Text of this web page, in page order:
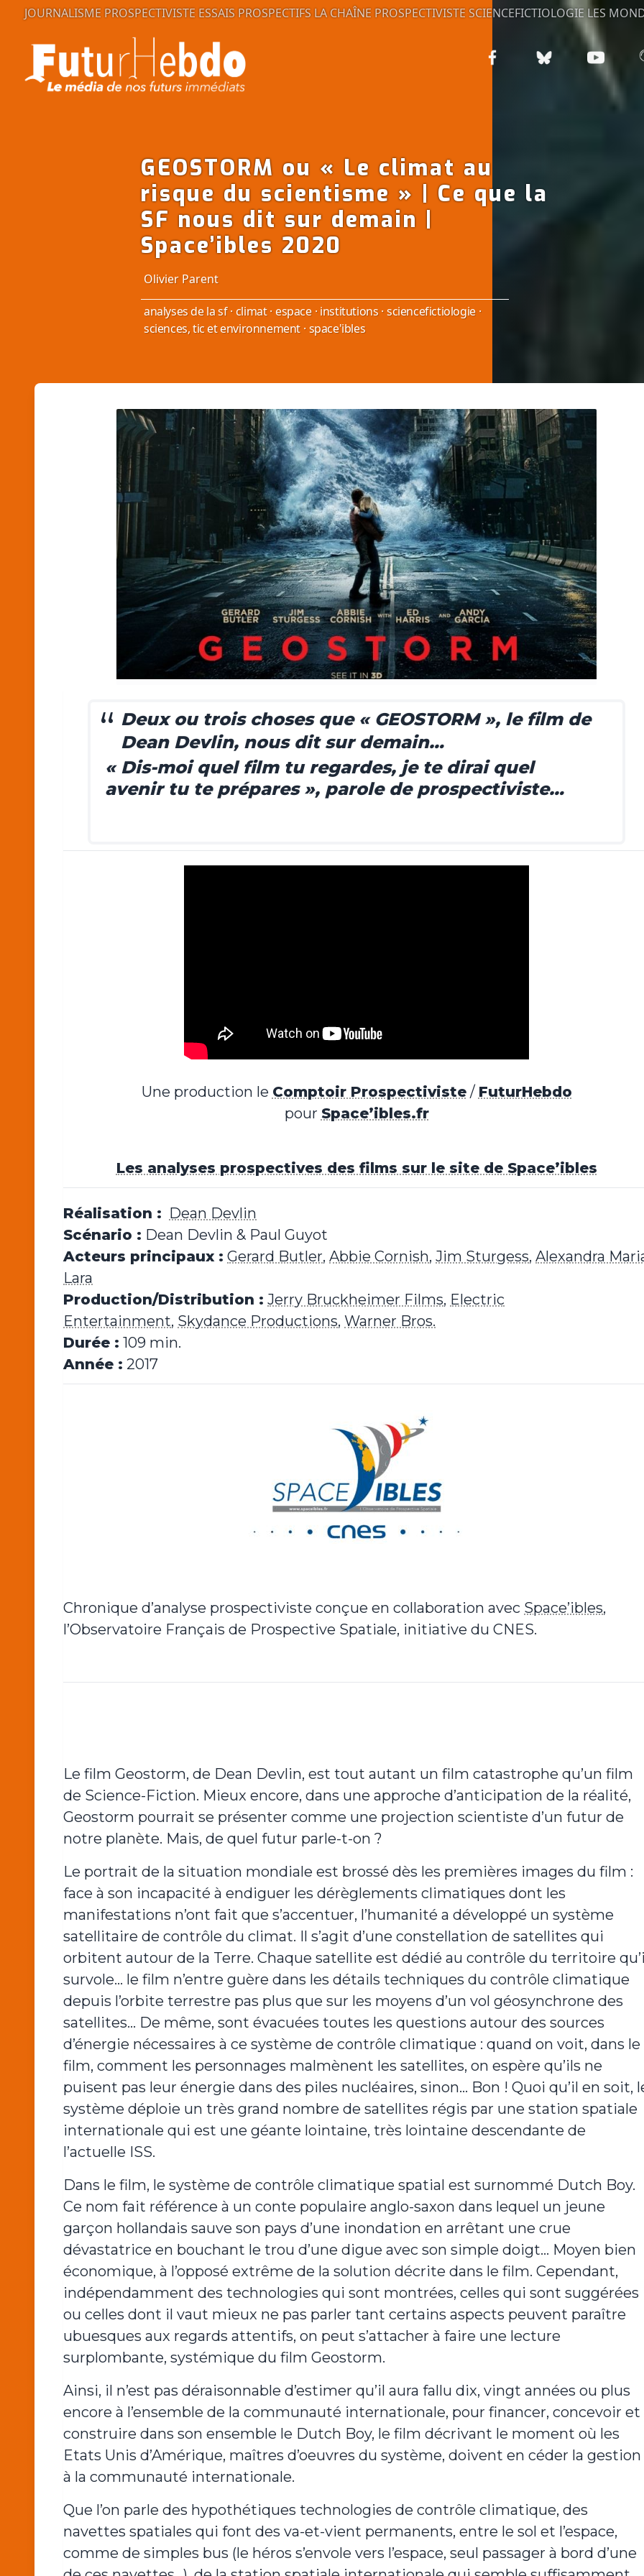
JOURNALISME PROSPECTIVISTE ESSAIS PROSPECTIFSLA CHAÎNE PROSPECTIVISTE SCIENCEFICTIOLOGIE LES
GEOSTORM ou « Le climat au
risque du scientisme » | Ce que la
SF nous dit sur demain |
Space’ibles 2020
Olivier Parent
analyses de la sf ·climat ·espace · institutions ·sciencefictiologie ·
sciences, tic et environnement ·space'ibles
Deux ou trois choses que « GEOSTORM », le film de
Dean Devlin, nous dit sur demain…
« Dis-moi quel film tu regardes, je te dirai quel
avenir tu te prépares », parole de prospectiviste…
Une production le Comptoir Prospectiviste/ FuturHebdo
pour Space’ibles.fr
Les analyses prospectives des films sur le site de Space’ibles
Réalisation : Dean Devlin
Scénario : Dean Devlin & Paul Guyot
Acteurs principaux : Gerard Butler, Abbie Cornish, Jim Sturgess, Alexandra
Lara
Production/Distribution : Jerry Bruckheimer Films, Electric
Entertainment, Skydance Productions, Warner Bros.
Durée : 109 min.
Année : 2017
Chronique d’analyse prospectiviste conçue en collaboration avec Space’ibles,
l’Observatoire Français de Prospective Spatiale, initiative du CNES.
Le film Geostorm, de Dean Devlin, est tout autant un film catastrophe qu’un film
de Science-Fiction. Mieux encore, dans une approche d’anticipation de la réalité,
Geostorm pourrait se présenter comme une projection scientiste d’un futur de
notre planète. Mais, de quel futur parle-t-on ?
Le portrait de la situation mondiale est brossé dès les premières images du film :
face à son incapacité à endiguer les dérèglements climatiques dont les
manifestations n’ont fait que s’accentuer, l’humanité a développé un système
satellitaire de contrôle du climat. Il s’agit d’une constellation de satellites qui
orbitent autour de la Terre. Chaque satellite est dédié au contrôle du territoire
survole… le film n’entre guère dans les détails techniques du contrôle climatique
depuis l’orbite terrestre pas plus que sur les moyens d’un vol géosynchrone des
satellites… De même, sont évacuées toutes les questions autour des sources
d’énergie nécessaires à ce système de contrôle climatique : quand on voit, dans le
film, comment les personnages malmènent les satellites, on espère qu’ils ne
puisent pas leur énergie dans des piles nucléaires, sinon… Bon ! Quoi qu’il en soit,
système déploie un très grand nombre de satellites régis par une station spatiale
internationale qui est une géante lointaine, très lointaine descendante de
l’actuelle ISS.
Dans le film, le système de contrôle climatique spatial est surnommé Dutch Boy.
Ce nom fait référence à un conte populaire anglo-saxon dans lequel un jeune
garçon hollandais sauve son pays d’une inondation en arrêtant une crue
dévastatrice en bouchant le trou d’une digue avec son simple doigt… Moyen bien
économique, à l’opposé extrême de la solution décrite dans le film. Cependant,
indépendamment des technologies qui sont montrées, celles qui sont suggérées
ou celles dont il vaut mieux ne pas parler tant certains aspects peuvent paraître
ubuesques aux regards attentifs, on peut s’attacher à faire une lecture
surplombante, systémique du film Geostorm.
Ainsi, il n’est pas déraisonnable d’estimer qu’il aura fallu dix, vingt années ou plus
encore à l’ensemble de la communauté internationale, pour financer, concevoir et
construire dans son ensemble le Dutch Boy, le film décrivant le moment où les
Etats Unis d’Amérique, maîtres d’oeuvres du système, doivent en céder la gestion
à la communauté internationale.
Que l’on parle des hypothétiques technologies de contrôle climatique, des
navettes spatiales qui font des va-et-vient permanents, entre le sol et l’espace,
comme de simples bus (le héros s’envole vers l’espace, seul passager à bord d’une